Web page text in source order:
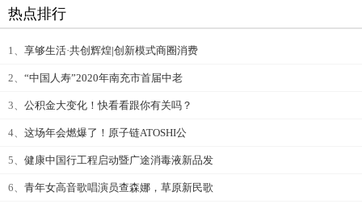
热点排行
1、 享够生活·共创辉煌|创新模式商圈消费
2、 “中国人寿”2020年南充市首届中老
3、 公积金大变化！快看看跟你有关吗？
4、 这场年会燃爆了！原子链ATOSHI公
5、 健康中国行工程启动暨广途消毒液新品发
6、 青年女高音歌唱演员查森娜，草原新民歌